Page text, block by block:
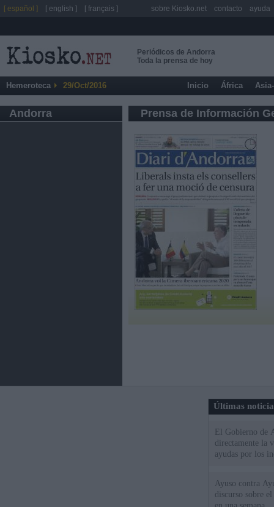
Periódicos de Andorra
Toda la prensa de hoy
Hemeroteca 29/Oct/2016 Inicio África
Andorra Prensa de Información
Últimas
El Gobierno de
directamente la
ayudas por los
Ayuso contra
discurso sobre
[ español ] [ english ] [ français ] sobre Kiosko.net contacto ayuda